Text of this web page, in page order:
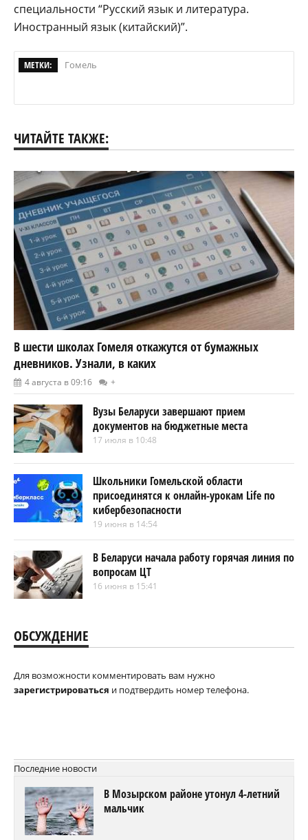
специальности “Русский язык и литература.
Иностранный язык (китайский)”.
МЕТКИ: Гомель
ЧИТАЙТЕ ТАКЖЕ:
В шести школах Гомеля откажутся от бумажных
дневников. Узнали, в каких
4 августа в 09:16 +
Вузы Беларуси завершают прием
документов на бюджетные места
17 июля в 10:48
Школьники Гомельской области
присоединятся к онлайн-урокам Life по
кибербезопасности
19 июня в 14:54
В Беларуси начала работу горячая линия по
вопросам ЦТ
16 июня в 15:41
ОБСУЖДЕНИЕ
Для возможности комментировать вам нужно
зарегистрироваться и подтвердить номер телефона.
Последние новости
В Мозырском районе утонул 4-летний
мальчик